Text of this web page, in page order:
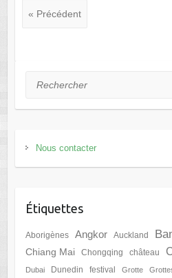
« Précédent
Rechercher
Nous contacter
Étiquettes
Aborigènes Angkor Auckland
Chiang Mai Chongqing château
Dubai Dunedin festival Grotte